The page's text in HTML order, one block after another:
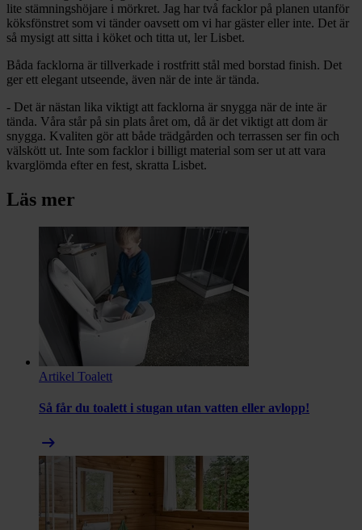
lite stämningshöjare i mörkret. Jag har två facklor på planen utanför
köksfönstret som vi tänder oavsett om vi har gäster eller inte. Det är
så mysigt att sitta i köket och titta ut, ler Lisbet.
Båda facklorna är tillverkade i rostfritt stål med borstad finish. Det
ger ett elegant utseende, även när de inte är tända.
- Det är nästan lika viktigt att facklorna är snygga när de inte är
tända. Våra står på sin plats året om, då är det viktigt att dom är
snygga. Kvaliten gör att både trädgården och terrassen ser fin och
välskött ut. Inte som facklor i billigt material som ser ut att vara
kvarglömda efter en fest, skratta Lisbet.
Läs mer
Artikel Toalett
Så får du toalett i stugan utan vatten eller avlopp!
arrow_right_alt